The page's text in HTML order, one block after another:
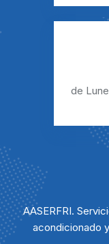
de
AASERFRI.
acondicionado